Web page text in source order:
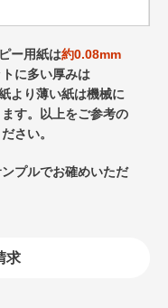
ー用紙は約0.08mm
に多い厚みは
より薄い紙は機械に
す。以上をご参考の
さい。
プルでお確めいただ
求